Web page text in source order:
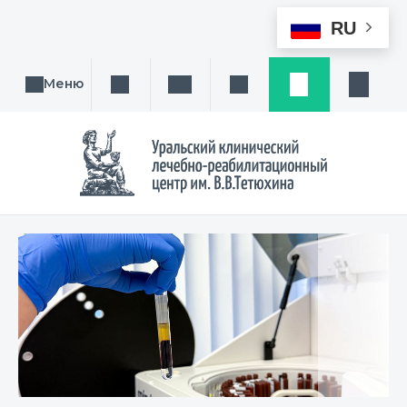
RU
Меню Поиск услуги, направления или врача
Написать намЗаказ звонка